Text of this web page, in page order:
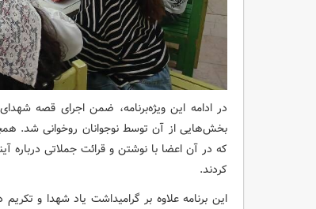
در ادامه این ویژه‌برنامه، ضمن اجرای قصه
بخش‌هایی از آن توسط نوجوانان روخوانی شد.
که در آن اعضا با نوشتن و قرائت جملاتی درباره
کردند.
این برنامه علاوه بر گرامیداشت یاد شهدا و